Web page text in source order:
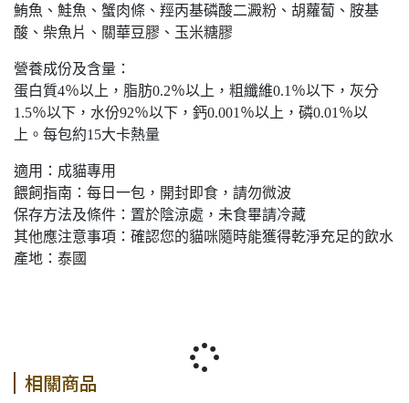
鮪魚、鮭魚、蟹肉條、羥丙基磷酸二澱粉、胡蘿蔔、胺基
酸、柴魚片、關華豆膠、玉米糖膠
營養成份及含量：
蛋白質4％以上，脂肪0.2％以上，粗纖維0.1％以下，灰分
1.5％以下，水份92％以下，鈣0.001％以上，磷0.01％以
上。每包約15大卡熱量
適用：成貓專用
餵飼指南：每日一包，開封即食，請勿微波
保存方法及條件：置於陰涼處，未食畢請冷藏
其他應注意事項：確認您的貓咪隨時能獲得乾淨充足的飲水
產地：泰國
相關商品